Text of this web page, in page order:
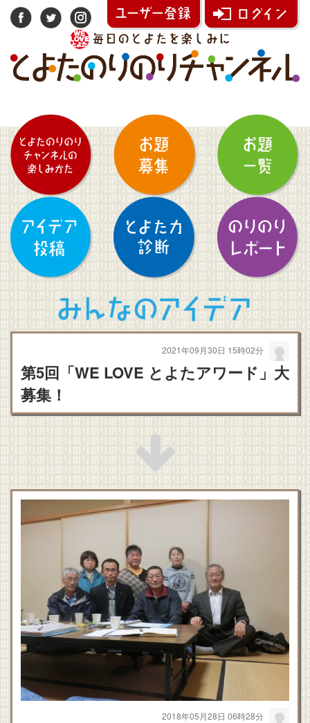
みんなのアイデア
2021年09月30日 15時02分
第5回「WE LOVE とよたアワード」大
募集！
2018年05月28日 06時28分